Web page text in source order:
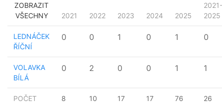
ZOBRAZIT
VŠECHNY
2021 2022 2023 2024 2025
2021-
2025
POČET
8 10 17 17 76 26
LEDNÁČEK
ŘÍČNÍ
0 0 1 0 1 0
VOLAVKA
BÍLÁ
0 2 0 0 1 1